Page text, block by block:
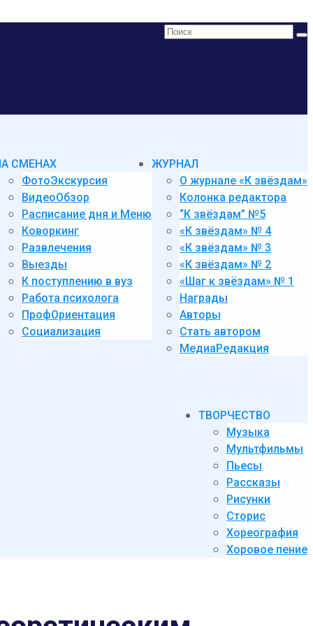
Поиск:
СМЕНАХ
ФотоЭкскурсия
ВидеоОбзор
Расписание дня и Меню
Коворкинг
Развлечения
Выезды
К поступлению в вуз
Работа психолога
ПрофОриентация
Социализация
ЖУРНАЛ
О журнале «К звёздам»
Колонка редактора
“К звёздам” №5
«К звёздам» № 4
«К звёздам» № 3
«К звёздам» № 2
«Шаг к звёздам» № 1
Награды
Авторы
Стать автором
МедиаРедакция
ТВОРЧЕСТВО
Музыка
Мультфильмы
Пьесы
Рассказы
Рисунки
Сторис
Хореография
Хоровое пение